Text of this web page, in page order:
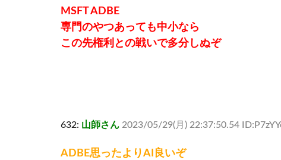
MSFT ADBE
専門のやつあっても中小なら
この先権利との戦いで多分しぬぞ
632: 山師さん 2023/05/29(月) 22:37:50.54
ADBE思ったよりAI良いぞ